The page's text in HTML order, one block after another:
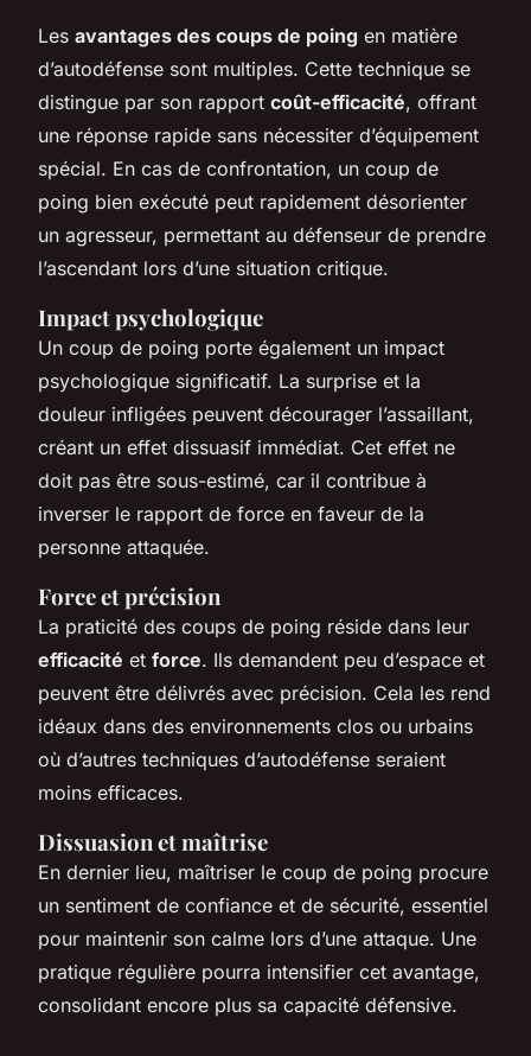
Les avantages des coups de poing en matière
d’autodéfense sont multiples. Cette technique se
distingue par son rapport coût-efficacité, offrant
une réponse rapide sans nécessiter d’équipement
spécial. En cas de confrontation, un coup de
poing bien exécuté peut rapidement désorienter
un agresseur, permettant au défenseur de prendre
l’ascendant lors d’une situation critique.
Impact psychologique
Un coup de poing porte également un impact
psychologique significatif. La surprise et la
douleur infligées peuvent décourager l’assaillant,
créant un effet dissuasif immédiat. Cet effet ne
doit pas être sous-estimé, car il contribue à
inverser le rapport de force en faveur de la
personne attaquée.
Force et précision
La praticité des coups de poing réside dans leur
efficacité et force. Ils demandent peu d’espace et
peuvent être délivrés avec précision. Cela les rend
idéaux dans des environnements clos ou urbains
où d’autres techniques d’autodéfense seraient
moins efficaces.
Dissuasion et maîtrise
En dernier lieu, maîtriser le coup de poing procure
un sentiment de confiance et de sécurité, essentiel
pour maintenir son calme lors d’une attaque. Une
pratique régulière pourra intensifier cet avantage,
consolidant encore plus sa capacité défensive.